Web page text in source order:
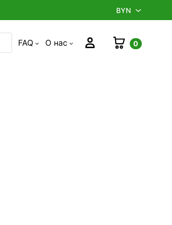
BYN
FAQ О нас Войти Корзина
0